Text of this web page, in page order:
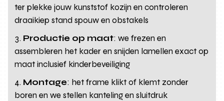
ter plekke jouw kunststof kozijn en controleren
draaikiep stand spouw en obstakels
Productie op maat: we frezen en
assembleren het kader en snijden lamellen exact op
maat inclusief kinderbeveiliging
Montage: het frame klikt of klemt zonder
boren en we stellen kanteling en sluitdruk